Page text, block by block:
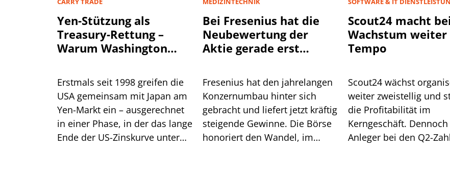
Yen-Stützung als
Treasury-Rettung –
Warum Washington
will
Erstmals seit 1998 greifen die
USA gemeinsam mit Japan am
Yen-Markt ein – ausgerechnet
in einer Phase, in der das lange
Ende der US-Zinskurve unter
Bei Fresenius hat die
Neubewertung der
Aktie gerade erst
Fresenius hat den jahrelangen
Konzernumbau hinter sich
gebracht und liefert jetzt kräftig
steigende Gewinne. Die Börse
honoriert den Wandel, im
Scout24 macht
Wachstum weiter
Tempo
Scout24 wächst
weiter zweistellig und
die Profitabilität im
Kerngeschäft.
Anleger bei den Q2-